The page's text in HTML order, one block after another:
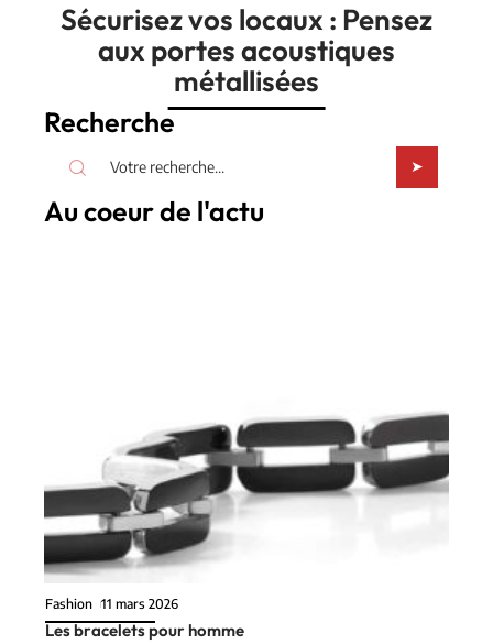
Sécurisez vos locaux : Pensez
aux portes acoustiques
métallisées
Recherche
Au coeur de l'actu
Fashion 11 mars 2026
Les bracelets pour homme